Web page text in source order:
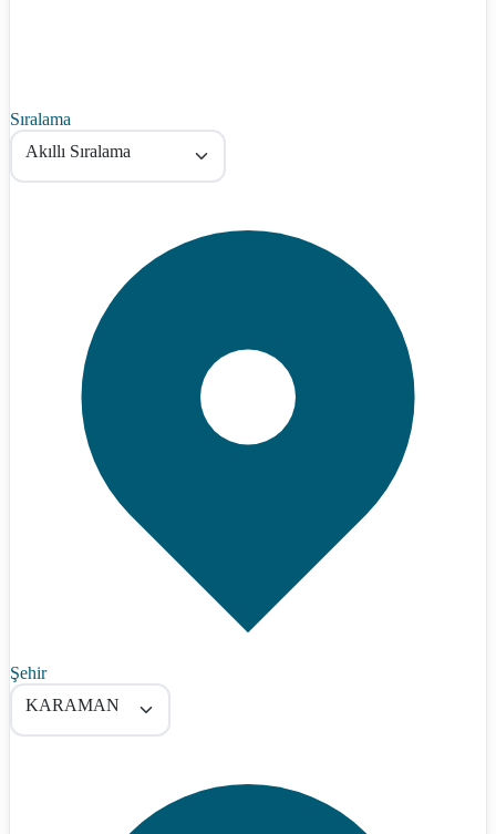
Sıralama
Akıllı Sıralama
Şehir
KARAMAN